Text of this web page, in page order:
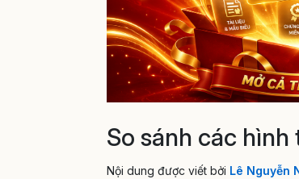
So sánh các hình
Nội dung được viết bởi Lê Nguyễn